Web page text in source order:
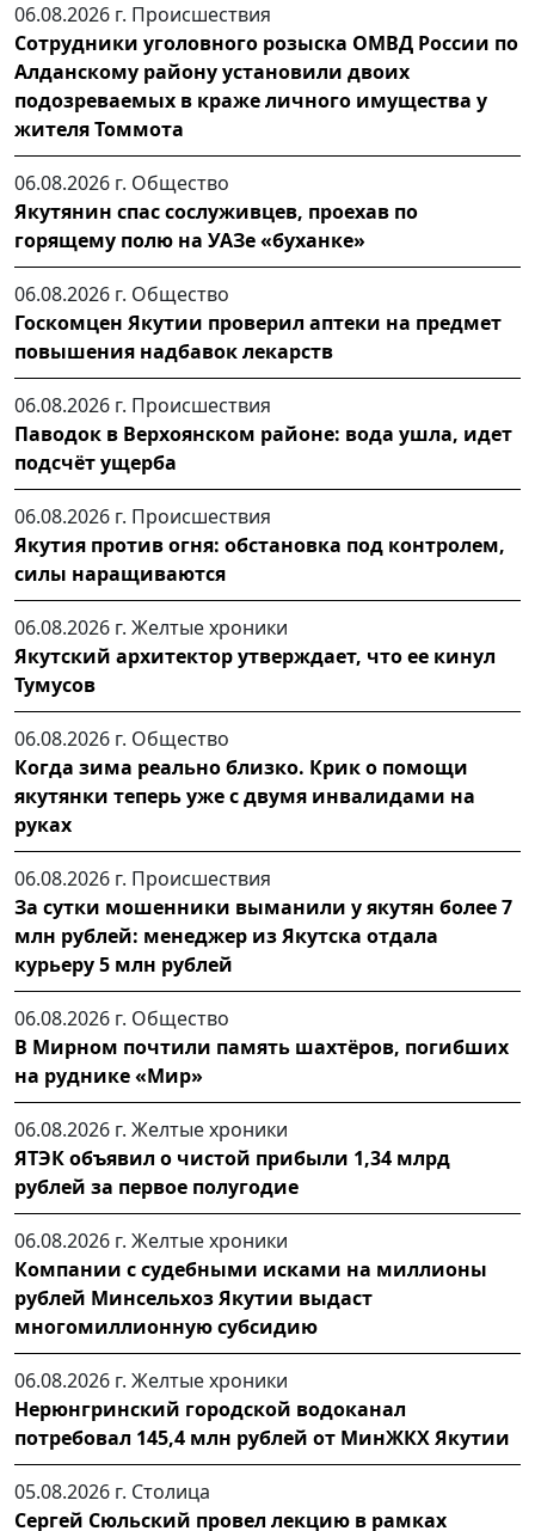
06.08.2026 г. Происшествия
Сотрудники уголовного розыска ОМВД России по
Алданскому району установили двоих
подозреваемых в краже личного имущества у
жителя Томмота
06.08.2026 г. Общество
Якутянин спас сослуживцев, проехав по
горящему полю на УАЗе «буханке»
06.08.2026 г. Общество
Госкомцен Якутии проверил аптеки на предмет
повышения надбавок лекарств
06.08.2026 г. Происшествия
Паводок в Верхоянском районе: вода ушла, идет
подсчёт ущерба
06.08.2026 г. Происшествия
Якутия против огня: обстановка под контролем,
силы наращиваются
06.08.2026 г. Желтые хроники
Якутский архитектор утверждает, что ее кинул
Тумусов
06.08.2026 г. Общество
Когда зима реально близко. Крик о помощи
якутянки теперь уже с двумя инвалидами на
руках
06.08.2026 г. Происшествия
За сутки мошенники выманили у якутян более 7
млн рублей: менеджер из Якутска отдала
курьеру 5 млн рублей
06.08.2026 г. Общество
В Мирном почтили память шахтёров, погибших
на руднике «Мир»
06.08.2026 г. Желтые хроники
ЯТЭК объявил о чистой прибыли 1,34 млрд
рублей за первое полугодие
06.08.2026 г. Желтые хроники
Компании с судебными исками на миллионы
рублей Минсельхоз Якутии выдаст
многомиллионную субсидию
06.08.2026 г. Желтые хроники
Нерюнгринский городской водоканал
потребовал 145,4 млн рублей от МинЖКХ Якутии
05.08.2026 г. Столица
Сергей Сюльский провел лекцию в рамках